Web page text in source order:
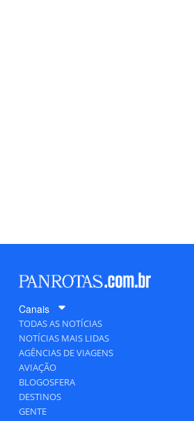
Canais
TODAS AS NOTÍCIAS
NOTÍCIAS MAIS LIDAS
AGÊNCIAS DE VIAGENS
AVIAÇÃO
BLOGOSFERA
DESTINOS
GENTE